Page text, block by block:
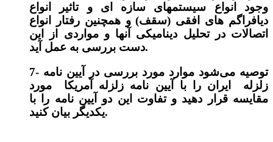
وجود انواع سیستمهای سازه ای و تاثیر انواع
دیافراگم های افقی (سقف) و همچنین رفتار انواع
اتصالات در تحلیل دینامیکی آنها و مواردی از این
دست بررسی به عمل آید.
7- توصیه می‌شود موارد مورد بررسی در آیین نامه
زلزله ایران را با آیین نامه زلزله آمریکا مورد
مقایسه قرار دهید و تفاوت این دو آیین نامه را با
یکدیگر بیان کنید.